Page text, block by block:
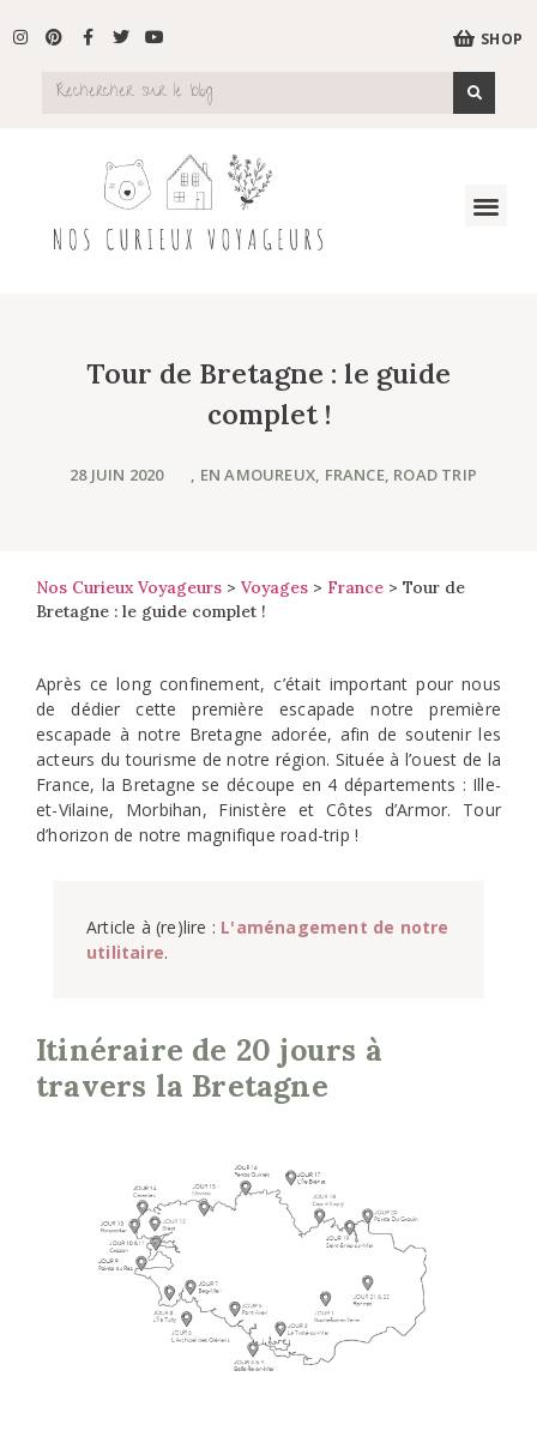
SHOP
Tour de Bretagne : le guide
complet !
28 JUIN 2020 , EN AMOUREUX, FRANCE, ROAD TRIP
Nos Curieux Voyageurs > Voyages > France > Tour de
Bretagne : le guide complet !
Après ce long confinement, c’était important pour nous
de dédier cette première escapade notre première
escapade à notre Bretagne adorée, afin de soutenir les
acteurs du tourisme de notre région. Située à l’ouest de la
France, la Bretagne se découpe en 4 départements : Ille-
et-Vilaine, Morbihan, Finistère et Côtes d’Armor. Tour
d’horizon de notre magnifique road-trip !
Article à (re)lire : L'aménagement de notre
utilitaire.
Itinéraire de 20 jours à
travers la Bretagne